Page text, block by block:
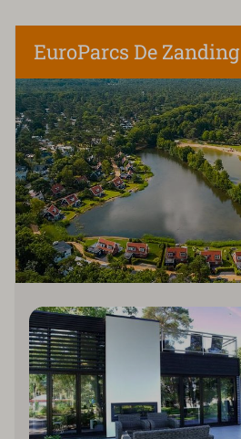
EuroParcs De Zanding